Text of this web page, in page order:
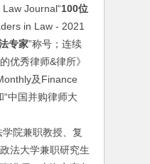
Journal“100位
in Law - 2021
专家”称号；连续
优秀律师&律所》
及Finance
“中国并购律师大
院兼职教授、复
法大学兼职研究生